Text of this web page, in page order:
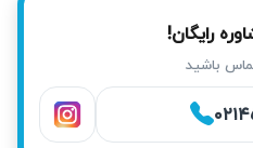
رایگان!
باشید